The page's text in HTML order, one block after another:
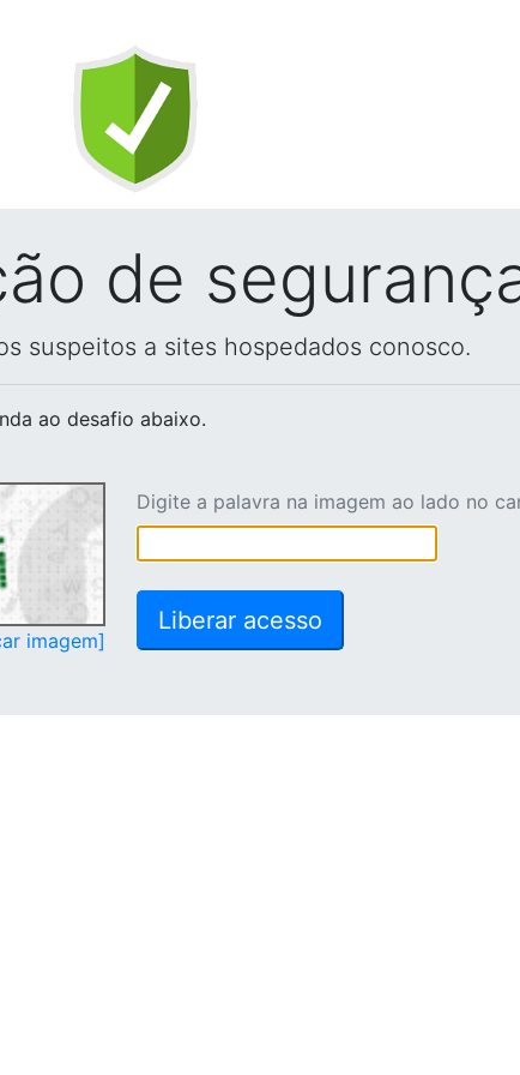
de
suspeitos a sites hospedados conosco.
ao desafio abaixo.
imagem]
Digite a palavra na imagem ao lado no